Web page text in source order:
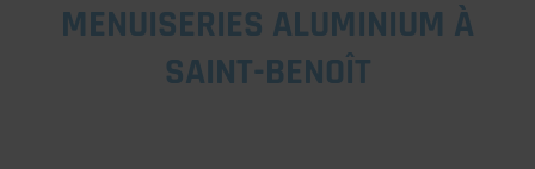
MENUISERIES ALUMINIUM À
SAINT-BENOÎT